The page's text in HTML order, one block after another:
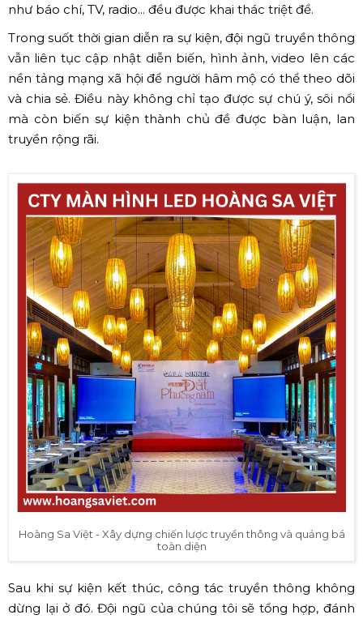
như báo chí, TV, radio... đều được khai thác triệt để.
Trong suốt thời gian diễn ra sự kiện, đội ngũ truyền thông
vẫn liên tục cập nhật diễn biến, hình ảnh, video lên các
nền tảng mạng xã hội để người hâm mộ có thể theo dõi
và chia sẻ. Điều này không chỉ tạo được sự chú ý, sôi nổi
mà còn biến sự kiện thành chủ đề được bàn luận, lan
truyền rộng rãi.
Hoàng Sa Việt - Xây dựng chiến lược truyền thông và quảng bá
toàn diện
Sau khi sự kiện kết thúc, công tác truyền thông không
dừng lại ở đó. Đội ngũ của chúng tôi sẽ tổng hợp, đánh